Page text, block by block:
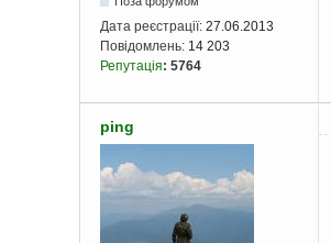
Дата реєстрації: 27.06.2013
Повідомлень: 14 203
Репутація: 5764
ping